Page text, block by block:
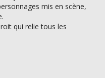
mis en scène,
qui relie tous les